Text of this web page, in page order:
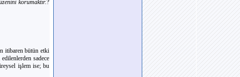
korumaktır.?
itibaren bütün etki
sadece
işlem ise; bu